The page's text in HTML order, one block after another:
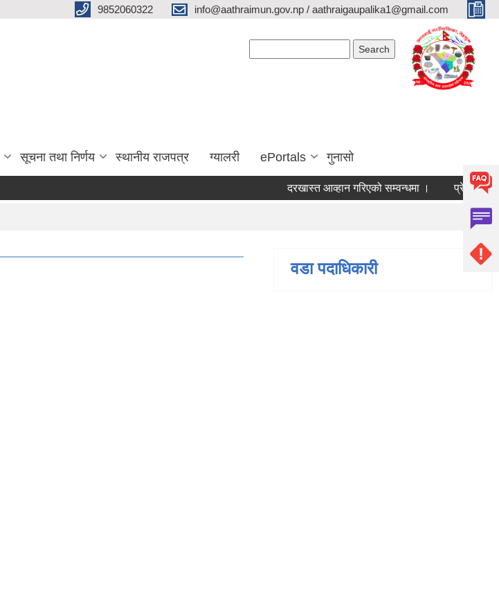
9852060322 info@aathraimun.gov.np / aathraigaupalika1@gmail.com
सूचना तथा निर्णय स्थानीय राजपत्र ग्यालरी ePortals गुनासो
दरखास्त आव्हान गरिएको सम्वन्धमा । प्रेश विज्ञप्ती ।
वडा पदाधिकारी